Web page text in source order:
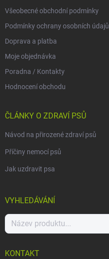
Všeobecné obchodní podmínky
Podmínky ochrany osobních údajů
Doprava a platba
Moje objednávka
Poradna / Kontakty
Hodnocení obchodu
ČLÁNKY O ZDRAVÍ PSŮ
Návod na přirozené zdraví psů
Příčiny nemocí psů
Jak uzdravit psa
VYHLEDÁVÁNÍ
KONTAKT